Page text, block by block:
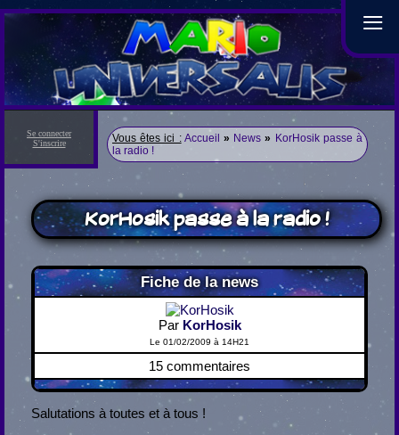
≡
Se connecter
S'inscrire
Vous êtes ici : Accueil » News » KorHosik passe à
la radio !
KorHosik passe à la radio !
Fiche de la news
Par KorHosik
Le 01/02/2009 à 14H21
15 commentaires
Salutations à toutes et à tous !